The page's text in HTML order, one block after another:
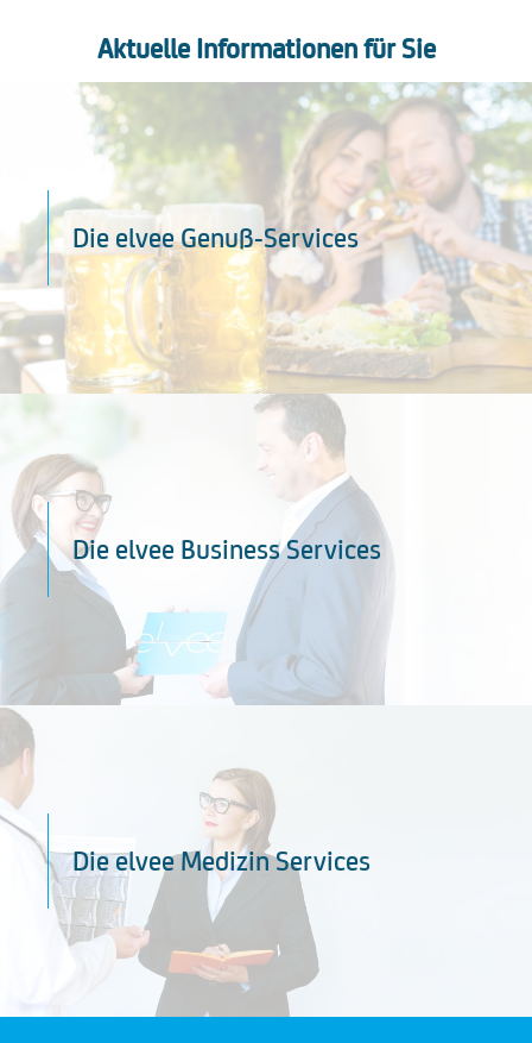
Aktuelle Informationen für Sie
Die elvee Genuß-Services
Die elvee Business Services
Die elvee Medizin Services